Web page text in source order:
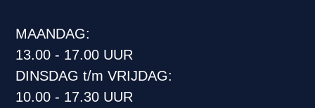
MAANDAG:
13.00 - 17.00 UUR
DINSDAG t/m VRIJDAG:
10.00 - 17.30 UUR